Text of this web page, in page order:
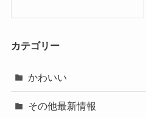
カテゴリー
かわいい
その他最新情報